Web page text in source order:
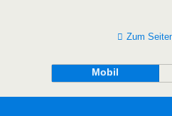
Zum
Mobil